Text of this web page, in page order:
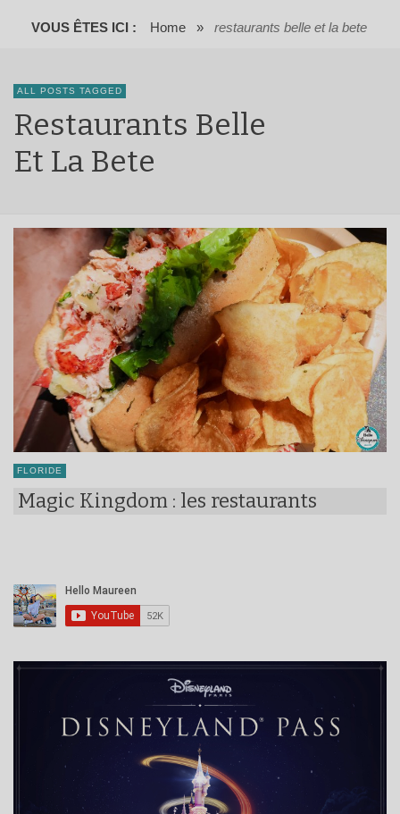
VOUS ÊTES ICI : Home » restaurants belle et la bete
ALL POSTS TAGGED
Restaurants Belle
Et La Bete
FLORIDE
Magic Kingdom : les restaurants